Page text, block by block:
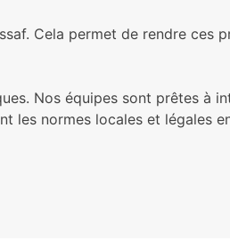
Cela permet de rendre ces
Nos équipes sont prêtes à
les normes locales et légales